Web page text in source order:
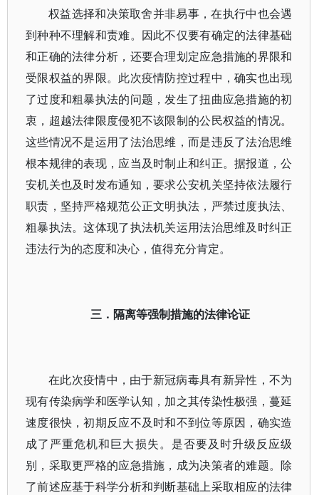
权益选择和决策取舍并非易事，在执行中也会遇
到种种不理解和责难。因此不仅要有确定的法律基础
和正确的法律分析，还要合理划定应急措施的界限和
受限权益的界限。此次疫情防控过程中，确实也出现
了过度和粗暴执法的问题，发生了扭曲应急措施的初
衷，超越法律限度侵犯不该限制的公民权益的情况。
这些情况不是运用了法治思维，而是违反了法治思维
根本规律的表现，应当及时制止和纠正。据报道，公
安机关也及时发布通知，要求公安机关坚持依法履行
职责，坚持严格规范公正文明执法，严禁过度执法、
粗暴执法。这体现了执法机关运用法治思维及时纠正
违法行为的态度和决心，值得充分肯定。
三．隔离等强制措施的法律论证
在此次疫情中，由于新冠病毒具有新异性，不为
现有传染病学和医学认知，加之其传染性极强，蔓延
速度很快，初期反应不及时和不到位等原因，确实造
成了严重危机和巨大损失。是否要及时升级反应级
别，采取更严格的应急措施，成为决策者的难题。除
了前述应基于科学分析和判断基础上采取相应的法律